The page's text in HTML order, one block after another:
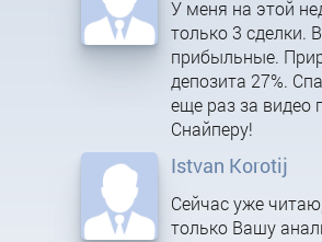
У меня на этой
только 3 сделки.
прибыльные.
депозита 27%.
еще раз за видео
Снайперу!
Istvan Korotij
Сейчас уже
только Вашу